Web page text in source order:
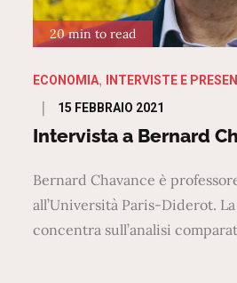
20 min to read
ECONOMIA INTERVISTE E
Posted
on
15 FEBBRAIO 2021
Intervista a Bernard
Bernard Chavance è
all’Università Paris-Diderot.
concentra sull’analisi